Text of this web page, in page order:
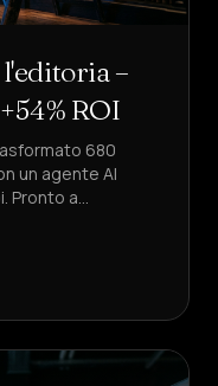
–
ROI
680
un agente AI
Pronto a